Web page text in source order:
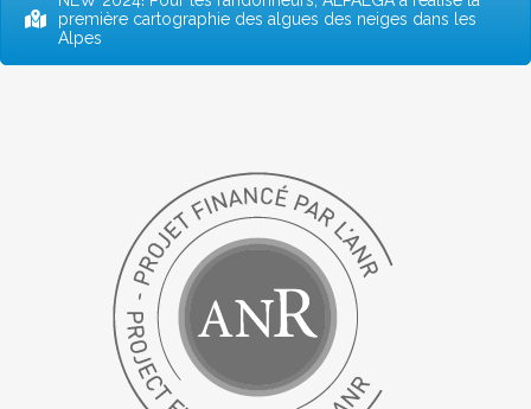
première cartographie des algues des neiges dans les
Alpes